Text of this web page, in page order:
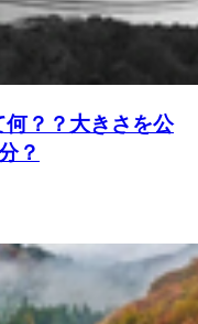
何？？大きさを公
？